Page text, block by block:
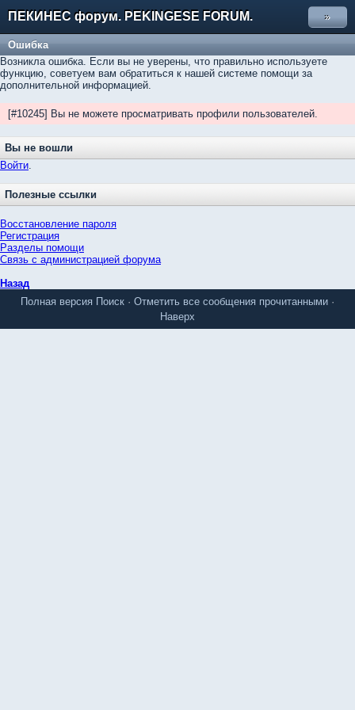
ПЕКИНЕС форум. PEKINGESE FORUM. »
Ошибка
Возникла ошибка. Если вы не уверены, что правильно используете
функцию, советуем вам обратиться к нашей системе помощи за
дополнительной информацией.
[#10245] Вы не можете просматривать профили пользователей.
Вы не вошли
Войти.
Полезные ссылки
Восстановление пароля
Регистрация
Разделы помощи
Связь с администрацией форума
Назад
Полная версия Поиск · Отметить все сообщения прочитанными ·
Наверх